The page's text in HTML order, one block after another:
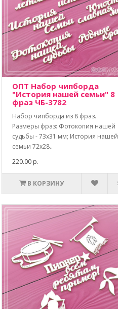
ОПТ Набор чипборда
"История нашей семьи" 8
фраз ЧБ-3782
Набор чипборда из 8 фраз.
Размеры фраз: Фотокопия нашей
судьбы - 73х31 мм; История нашей
семьи 72х28..
220.00 р.
В КОРЗИНУ